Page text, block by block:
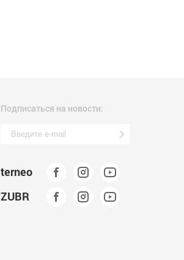
Подписаться на новости:
terneo
ZUBR